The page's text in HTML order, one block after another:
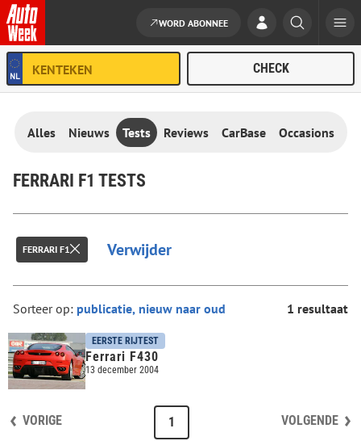
Ga naar de inhoud
WORD ABONNEE
Alles Nieuws Tests Reviews CarBase Occasions
FERRARI F1 TESTS
FERRARI F1 Verwijder
Sorteer op: 1 resultaat
EERSTE RIJTEST
Ferrari F430
13 december 2004
VORIGE VOLGENDE
1